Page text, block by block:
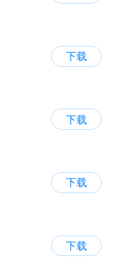
下载
下载
下载
下载